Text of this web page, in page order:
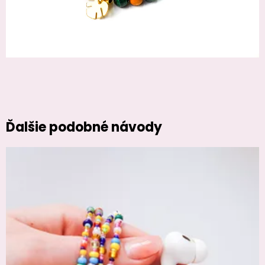
Ďalšie podobné návody